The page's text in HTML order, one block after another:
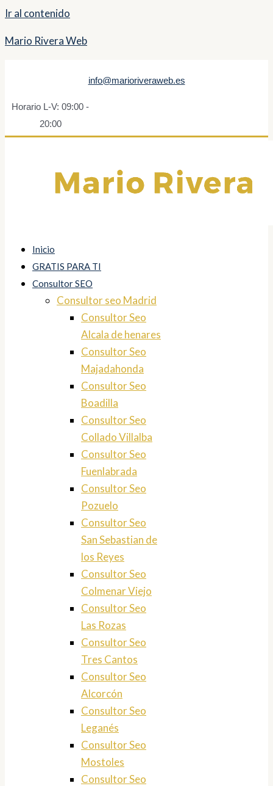
Ir al contenido
Mario Rivera Web
info@marioriveraweb.es
Horario L-V: 09:00 -
20:00
Inicio
GRATIS PARA TI
Consultor SEO
Consultor seo Madrid
Consultor Seo
Alcala de henares
Consultor Seo
Majadahonda
Consultor Seo
Boadilla
Consultor Seo
Collado Villalba
Consultor Seo
Fuenlabrada
Consultor Seo
Pozuelo
Consultor Seo
San Sebastian de
los Reyes
Consultor Seo
Colmenar Viejo
Consultor Seo
Las Rozas
Consultor Seo
Tres Cantos
Consultor Seo
Alcorcón
Consultor Seo
Leganés
Consultor Seo
Mostoles
Consultor Seo